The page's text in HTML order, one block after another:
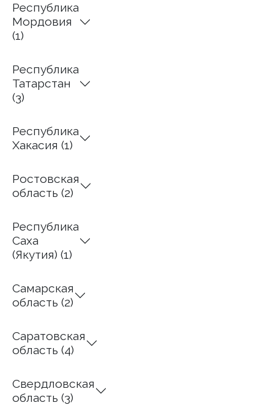
Республика
Мордовия
(1)
Республика
Татарстан
(3)
Республика
Хакасия (1)
Ростовская
область (2)
Республика
Саха
(Якутия) (1)
Самарская
область (2)
Саратовская
область (4)
Свердловская
область (3)